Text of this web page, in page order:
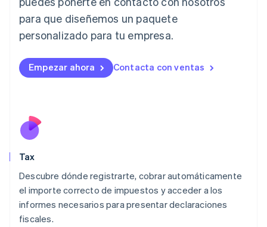
para que diseñemos un paquete
personalizado para tu empresa.
Empezar ahora Contacta con ventas
Tax
Descubre dónde registrarte, cobrar automáticamente
el importe correcto de impuestos y acceder a los
informes necesarios para presentar declaraciones
fiscales.
ItalianoEnglish
Japón
English
Letonia
Liechtenstein
DeutschEnglish
Français
Malasia
English
México
Español
Noruega
English